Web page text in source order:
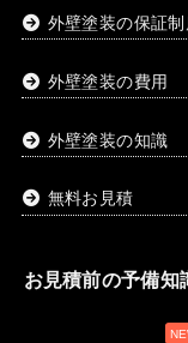
外壁塗装の保証
外壁塗装の費用
外壁塗装の知識
無料お見積
お見積前の予備知